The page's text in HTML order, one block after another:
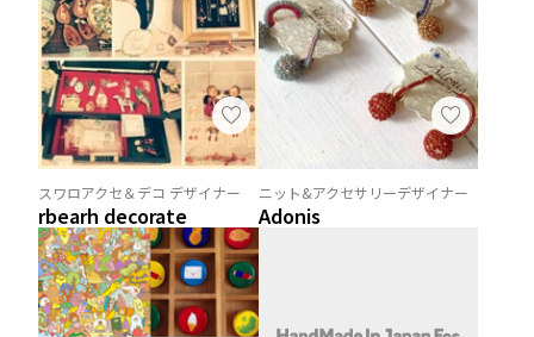
スワロアクセ＆デコ デザイナー
rbearh decorate
ニット&アクセサリーデザイナー
Adonis